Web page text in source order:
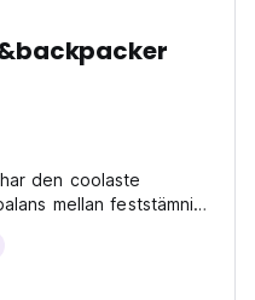
den coolaste
mellan feststämning